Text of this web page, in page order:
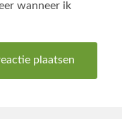
wanneer ik